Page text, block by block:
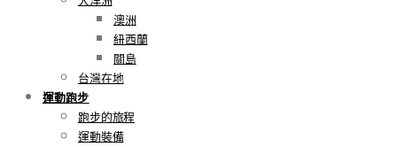
澳洲
紐西蘭
關島
台灣在地
運動跑步
跑步的旅程
運動裝備